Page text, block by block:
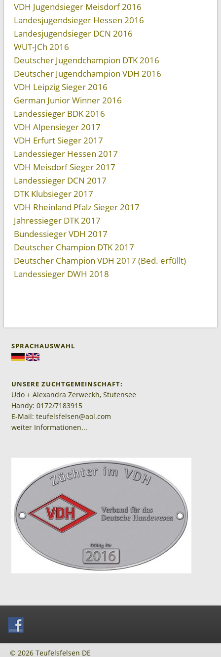
VDH Jugendsieger Meisdorf 2016
Landesjugendsieger Hessen 2016
Landesjugendsieger DCN 2016
WUT-JCh 2016
Deutscher Jugendchampion DTK 2016
Deutscher Jugendchampion VDH 2016
VDH Leipzig Sieger 2016
German Junior Winner 2016
Landessieger BDK 2016
VDH Alpensieger 2017
VDH Erfurt Sieger 2017
Landessieger Hessen 2017
VDH Meisdorf Sieger 2017
Landessieger DCN 2017
DTK Klubsieger 2017
VDH Rheinland Pfalz Sieger 2017
Jahressieger DTK 2017
Bundessieger VDH 2017
Deutscher Champion DTK 2017
Deutscher Champion VDH 2017 (Bed. erfüllt)
Landessieger DWH 2018
SPRACHAUSWAHL
UNSERE ZUCHTGEMEINSCHAFT:
Udo + Alexandra Zerweckh, Stutensee
Handy: 0172/7183915
E-Mail: teufelsfelsen@aol.com
weiter Informationen...
© 2026 Teufelsfelsen DE